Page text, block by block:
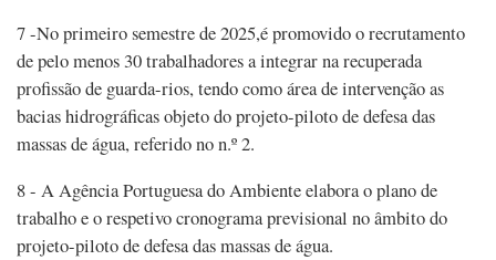
7 -No primeiro semestre de 2025,é promovido o recrutamento
de pelo menos 30 trabalhadores a integrar na recuperada
profissão de guarda-rios, tendo como área de intervenção as
bacias hidrográficas objeto do projeto-piloto de defesa das
massas de água, referido no n.º 2.
8 - A Agência Portuguesa do Ambiente elabora o plano de
trabalho e o respetivo cronograma previsional no âmbito do
projeto-piloto de defesa das massas de água.